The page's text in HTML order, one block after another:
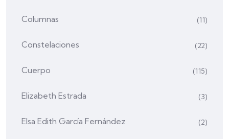
Columnas (11)
Constelaciones (22)
Cuerpo (115)
Elizabeth Estrada (3)
Elsa Edith García Fernández (2)